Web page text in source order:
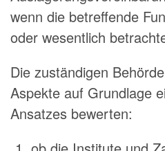
wenn die betreffende
oder wesentlich
Die zuständigen
Aspekte auf Grundlage
Ansatzes bewerten: